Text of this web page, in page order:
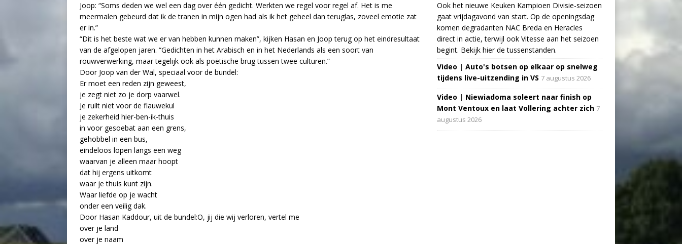
Joop: “Soms deden we wel een dag over één gedicht. Werkten we regel voor regel af. Het is me
meermalen gebeurd dat ik de tranen in mijn ogen had als ik het geheel dan teruglas, zoveel emotie zat
er in.”
“Dit is het beste wat we er van hebben kunnen maken”, kijken Hasan en Joop terug op het eindresultaat
van de afgelopen jaren. “Gedichten in het Arabisch en in het Nederlands als een soort van
rouwverwerking, maar tegelijk ook als poëtische brug tussen twee culturen.”
Door Joop van der Wal, speciaal voor de bundel:
Er moet een reden zijn geweest,
je zegt niet zo je dorp vaarwel.
Je ruilt niet voor de flauwekul
je zekerheid hier-ben-ik-thuis
in voor gesoebat aan een grens,
gehobbel in een bus,
eindeloos lopen langs een weg
waarvan je alleen maar hoopt
dat hij ergens uitkomt
waar je thuis kunt zijn.
Waar liefde op je wacht
onder een veilig dak.
Door Hasan Kaddour, uit de bundel:O, jij die wij verloren, vertel me
over je land
over je naam
Ook het nieuwe Keuken Kampioen Divisie-seizoen
gaat vrijdagavond van start. Op de openingsdag
komen degradanten NAC Breda en Heracles
direct in actie, terwijl ook Vitesse aan het seizoen
begint. Bekijk hier de tussenstanden.
Video | Auto's botsen op elkaar op snelweg
tijdens live-uitzending in VS 7 augustus 2026
Video | Niewiadoma soleert naar finish op
Mont Ventoux en laat Vollering achter zich 7
augustus 2026